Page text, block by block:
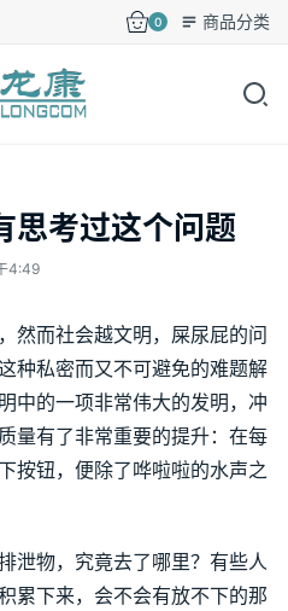
0 商品分类
思考过这个问题
4:49
然而社会越文明，屎尿屁的问
种私密而又不可避免的难题解
中的一项非常伟大的发明，冲
量有了非常重要的提升：在每
按钮，便除了哗啦啦的水声之
泄物，究竟去了哪里？有些人
累下来，会不会有放不下的那